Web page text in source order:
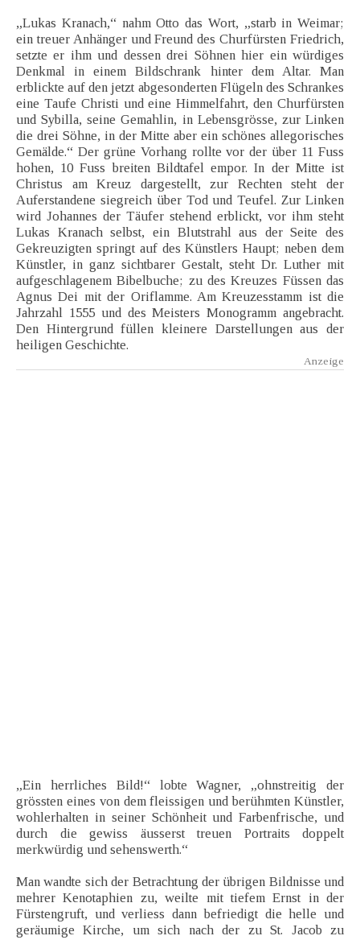
„Lukas Kranach,“ nahm Otto das Wort, „starb in Weimar;
ein treuer Anhänger und Freund des Churfürsten Friedrich,
setzte er ihm und dessen drei Söhnen hier ein würdiges
Denkmal in einem Bildschrank hinter dem Altar. Man
erblickte auf den jetzt abgesonderten Flügeln des Schrankes
eine Taufe Christi und eine Himmelfahrt, den Churfürsten
und Sybilla, seine Gemahlin, in Lebensgrösse, zur Linken
die drei Söhne, in der Mitte aber ein schönes allegorisches
Gemälde.“ Der grüne Vorhang rollte vor der über 11 Fuss
hohen, 10 Fuss breiten Bildtafel empor. In der Mitte ist
Christus am Kreuz dargestellt, zur Rechten steht der
Auferstandene siegreich über Tod und Teufel. Zur Linken
wird Johannes der Täufer stehend erblickt, vor ihm steht
Lukas Kranach selbst, ein Blutstrahl aus der Seite des
Gekreuzigten springt auf des Künstlers Haupt; neben dem
Künstler, in ganz sichtbarer Gestalt, steht Dr. Luther mit
aufgeschlagenem Bibelbuche; zu des Kreuzes Füssen das
Agnus Dei mit der Oriflamme. Am Kreuzesstamm ist die
Jahrzahl 1555 und des Meisters Monogramm angebracht.
Den Hintergrund füllen kleinere Darstellungen aus der
heiligen Geschichte.
„Ein herrliches Bild!“ lobte Wagner, „ohnstreitig der
grössten eines von dem fleissigen und berühmten Künstler,
wohlerhalten in seiner Schönheit und Farbenfrische, und
durch die gewiss äusserst treuen Portraits doppelt
merkwürdig und sehenswerth.“
Man wandte sich der Betrachtung der übrigen Bildnisse und
mehrer Kenotaphien zu, weilte mit tiefem Ernst in der
Fürstengruft, und verliess dann befriedigt die helle und
geräumige Kirche, um sich nach der zu St. Jacob zu